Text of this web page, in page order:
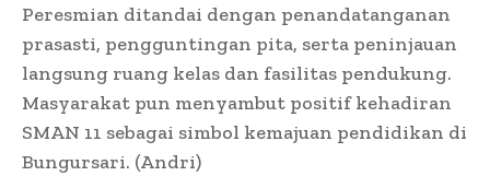
Peresmian ditandai dengan penandatanganan
prasasti, pengguntingan pita, serta peninjauan
langsung ruang kelas dan fasilitas pendukung.
Masyarakat pun menyambut positif kehadiran
SMAN 11 sebagai simbol kemajuan pendidikan di
Bungursari. (Andri)